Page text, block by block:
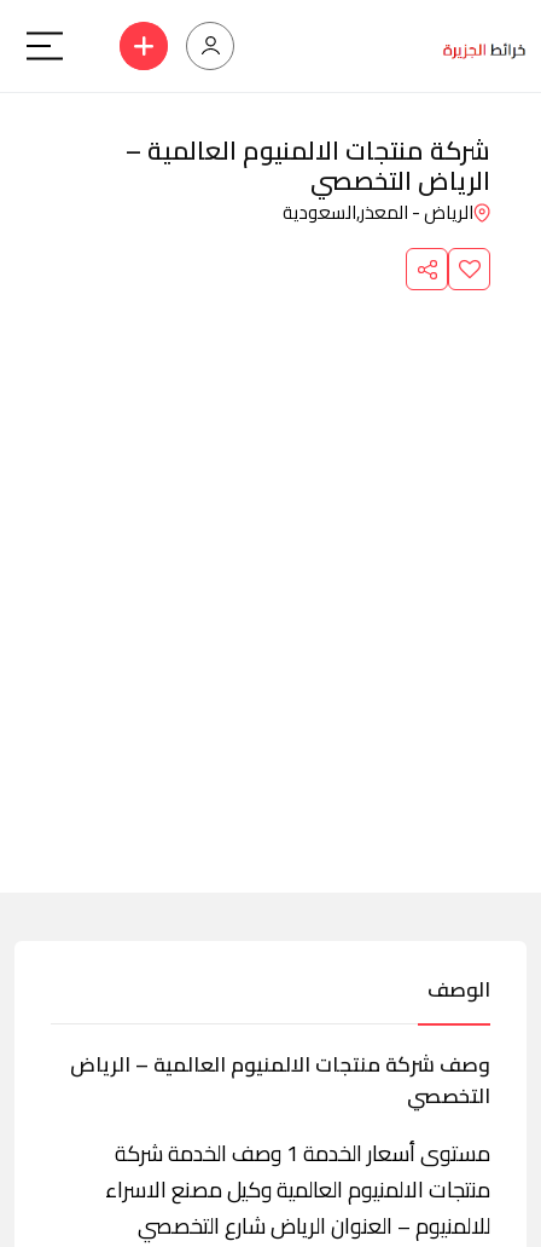
شركة منتجات الالمنيوم العالمية –
الرياض التخصصي
الرياض - المعذر,السعودية
الوصف
وصف شركة منتجات الالمنيوم العالمية – الرياض
التخصصي
مستوى أسعار الخدمة 1 وصف الخدمة شركة
منتجات الالمنيوم العالمية وكيل مصنع الاسراء
للالمنيوم – العنوان الرياض شارع التخصصي